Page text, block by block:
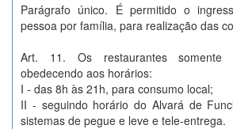
Parágrafo único. É permitido o
pessoa por família, para realização das
Art. 11. Os restaurantes somente
obedecendo aos horários:
I - das 8h às 21h, para consumo local;
II - seguindo horário do Alvará de
sistemas de pegue e leve e tele-entrega.